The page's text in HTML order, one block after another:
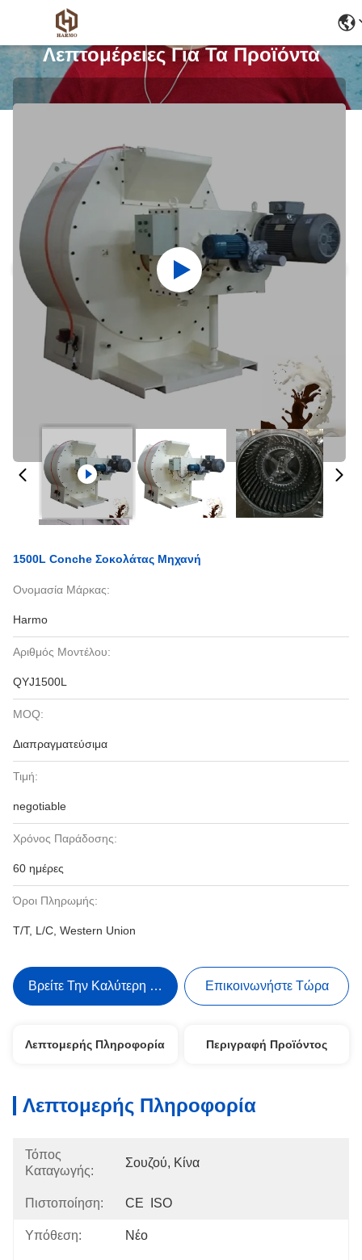
Λεπτομέρειες Για Τα Προϊόντα
1500L Conche Σοκολάτας Μηχανή
Ονομασία Μάρκας:
Harmo
Αριθμός Μοντέλου:
QYJ1500L
MOQ:
Διαπραγματεύσιμα
Τιμή:
negotiable
Χρόνος Παράδοσης:
60 ημέρες
Όροι Πληρωμής:
T/T, L/C, Western Union
Βρείτε Την Καλύτερη Τιμή Επικοινωνήστε Τώρα
Λεπτομερής Πληροφορία Περιγραφή Προϊόντος
Λεπτομερής Πληροφορία
Τόπος
Καταγωγής:
Σουζού, Κίνα
Πιστοποίηση: CE  ISO
Υπόθεση: Νέο